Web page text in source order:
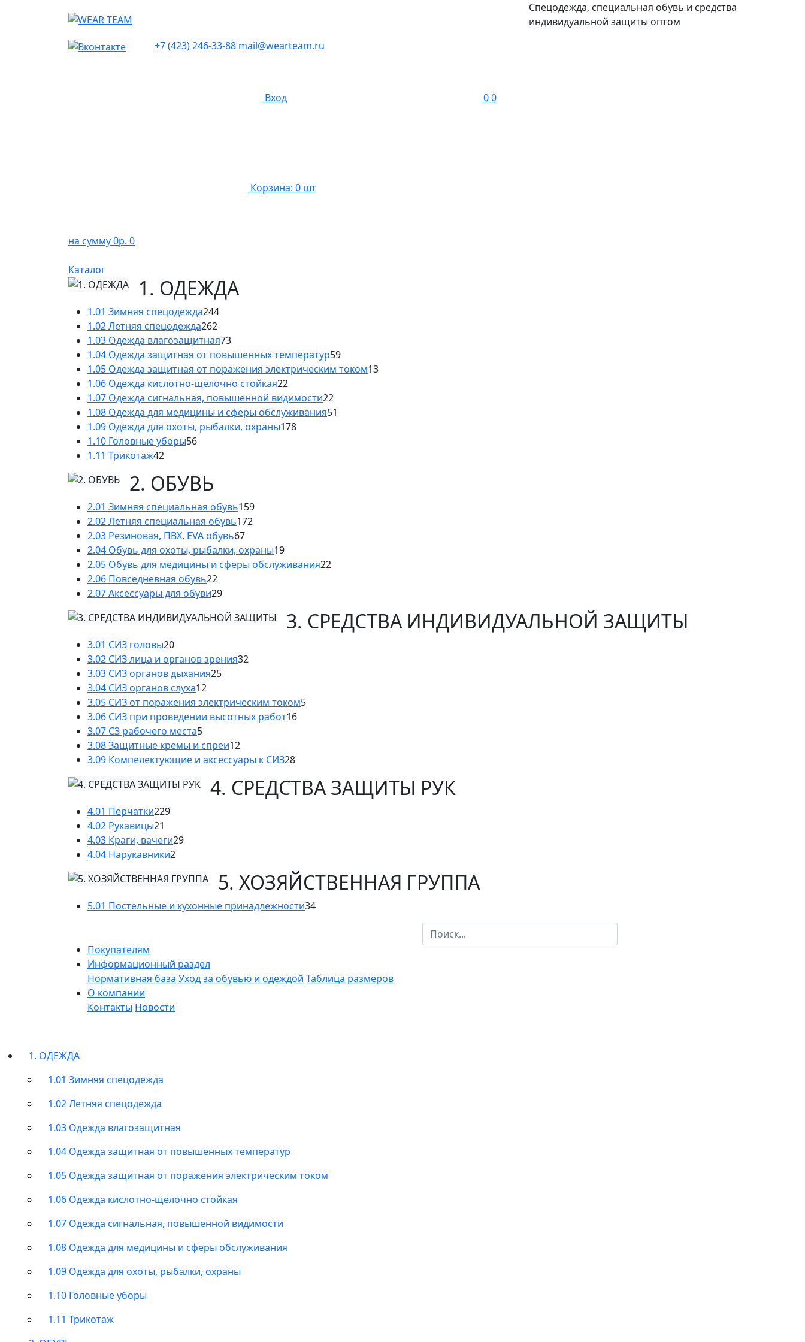
Спецодежда, специальная обувь и средства
индивидуальной защиты оптом
+7 (423) 246-33-88 mail@wearteam.ru
Вход 00
Корзина: 0 шт
на сумму 0р. 0
Каталог
1. ОДЕЖДА
1.01 Зимняя спецодежда244
1.02 Летняя спецодежда262
1.03 Одежда влагозащитная73
1.04 Одежда защитная от повышенных температур59
1.05 Одежда защитная от поражения электрическим током13
1.06 Одежда кислотно-щелочно стойкая22
1.07 Одежда сигнальная, повышенной видимости22
1.08 Одежда для медицины и сферы обслуживания51
1.09 Одежда для охоты, рыбалки, охраны178
1.10 Головные уборы56
1.11 Трикотаж42
2. ОБУВЬ
2.01 Зимняя специальная обувь159
2.02 Летняя специальная обувь172
2.03 Резиновая, ПВХ, EVA обувь67
2.04 Обувь для охоты, рыбалки, охраны19
2.05 Обувь для медицины и сферы обслуживания22
2.06 Повседневная обувь22
2.07 Аксессуары для обуви29
3. СРЕДСТВА ИНДИВИДУАЛЬНОЙ ЗАЩИТЫ
3.01 СИЗ головы20
3.02 СИЗ лица и органов зрения32
3.03 СИЗ органов дыхания25
3.04 СИЗ органов слуха12
3.05 СИЗ от поражения электрическим током5
3.06 СИЗ при проведении высотных работ16
3.07 СЗ рабочего места5
3.08 Защитные кремы и спреи12
3.09 Компелектующие и аксессуары к СИЗ28
4. СРЕДСТВА ЗАЩИТЫ РУК
4.01 Перчатки229
4.02 Рукавицы21
4.03 Краги, вачеги29
4.04 Нарукавники2
5. ХОЗЯЙСТВЕННАЯ ГРУППА
5.01 Постельные и кухонные принадлежности34
Покупателям
Информационный раздел
Нормативная база Уход за обувью и одеждой Таблица размеров
О компании
Контакты Новости
1. ОДЕЖДА
1.01 Зимняя спецодежда
1.02 Летняя спецодежда
1.03 Одежда влагозащитная
1.04 Одежда защитная от повышенных температур
1.05 Одежда защитная от поражения электрическим током
1.06 Одежда кислотно-щелочно стойкая
1.07 Одежда сигнальная, повышенной видимости
1.08 Одежда для медицины и сферы обслуживания
1.09 Одежда для охоты, рыбалки, охраны
1.10 Головные уборы
1.11 Трикотаж